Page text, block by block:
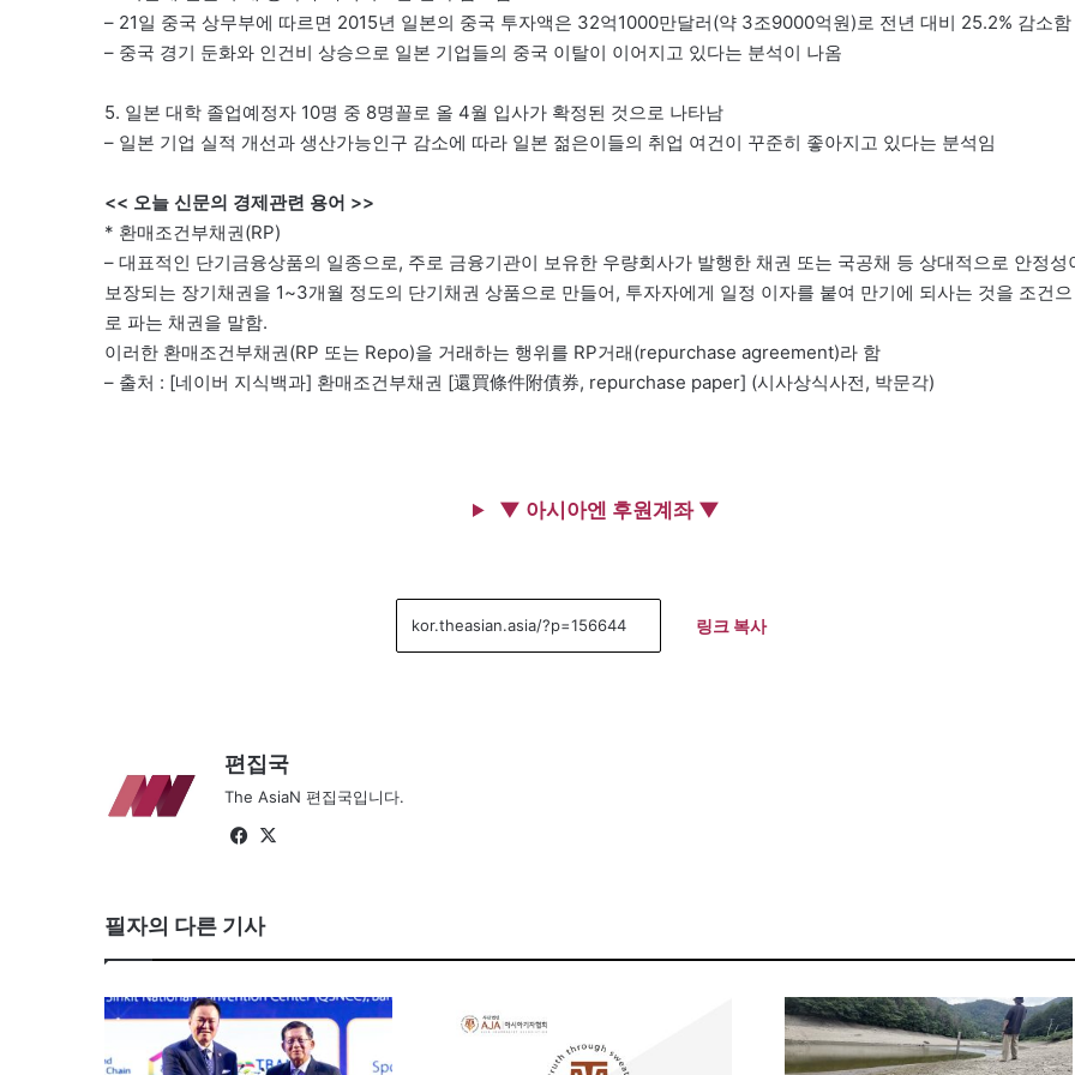
– 21일 중국 상무부에 따르면 2015년 일본의 중국 투자액은 32억1000만달러(약 3조9000억원)로 전년 대비 25.2% 감소함
– 중국 경기 둔화와 인건비 상승으로 일본 기업들의 중국 이탈이 이어지고 있다는 분석이 나옴
5. 일본 대학 졸업예정자 10명 중 8명꼴로 올 4월 입사가 확정된 것으로 나타남
– 일본 기업 실적 개선과 생산가능인구 감소에 따라 일본 젊은이들의 취업 여건이 꾸준히 좋아지고 있다는 분석임
<< 오늘 신문의 경제관련 용어 >>
* 환매조건부채권(RP)
– 대표적인 단기금융상품의 일종으로, 주로 금융기관이 보유한 우량회사가 발행한 채권 또는 국공채 등 상대적으로 안정성
보장되는 장기채권을 1~3개월 정도의 단기채권 상품으로 만들어, 투자자에게 일정 이자를 붙여 만기에 되사는 것을 조건으
로 파는 채권을 말함.
이러한 환매조건부채권(RP 또는 Repo)을 거래하는 행위를 RP거래(repurchase agreement)라 함
– 출처 : [네이버 지식백과] 환매조건부채권 [還買條件附債券, repurchase paper] (시사상식사전, 박문각)
▼ 아시아엔 후원계좌 ▼
링크 복사
편집국
The AsiaN 편집국입니다.
Fa
ok
필자의 다른 기사